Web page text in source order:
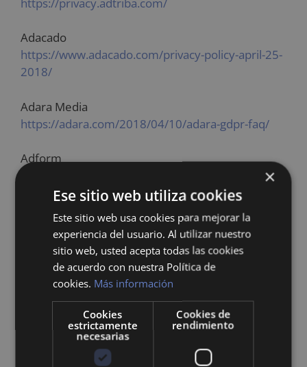
Adacado
https://www.adacado.com/privacy-policy-april-25-
2018/
Adara Media
https://adara.com/2018/04/10/adara-gdpr-faq/
Adform
https://site.adform.com/uncategorized/product-
and-services-privacy-policy/
https://www.adikteev.com/eu/privacy/
Adloox
https://www.adludio.com/terms-conditions/
×
Ese sitio web utiliza cookies
Este sitio web usa cookies para mejorar la
experiencia del usuario. Al utilizar nuestro
sitio web, usted acepta todas las cookies
de acuerdo con nuestra Política de
cookies. Más información
Cookies
estrictamente
necesarias
Cookies de
rendimiento